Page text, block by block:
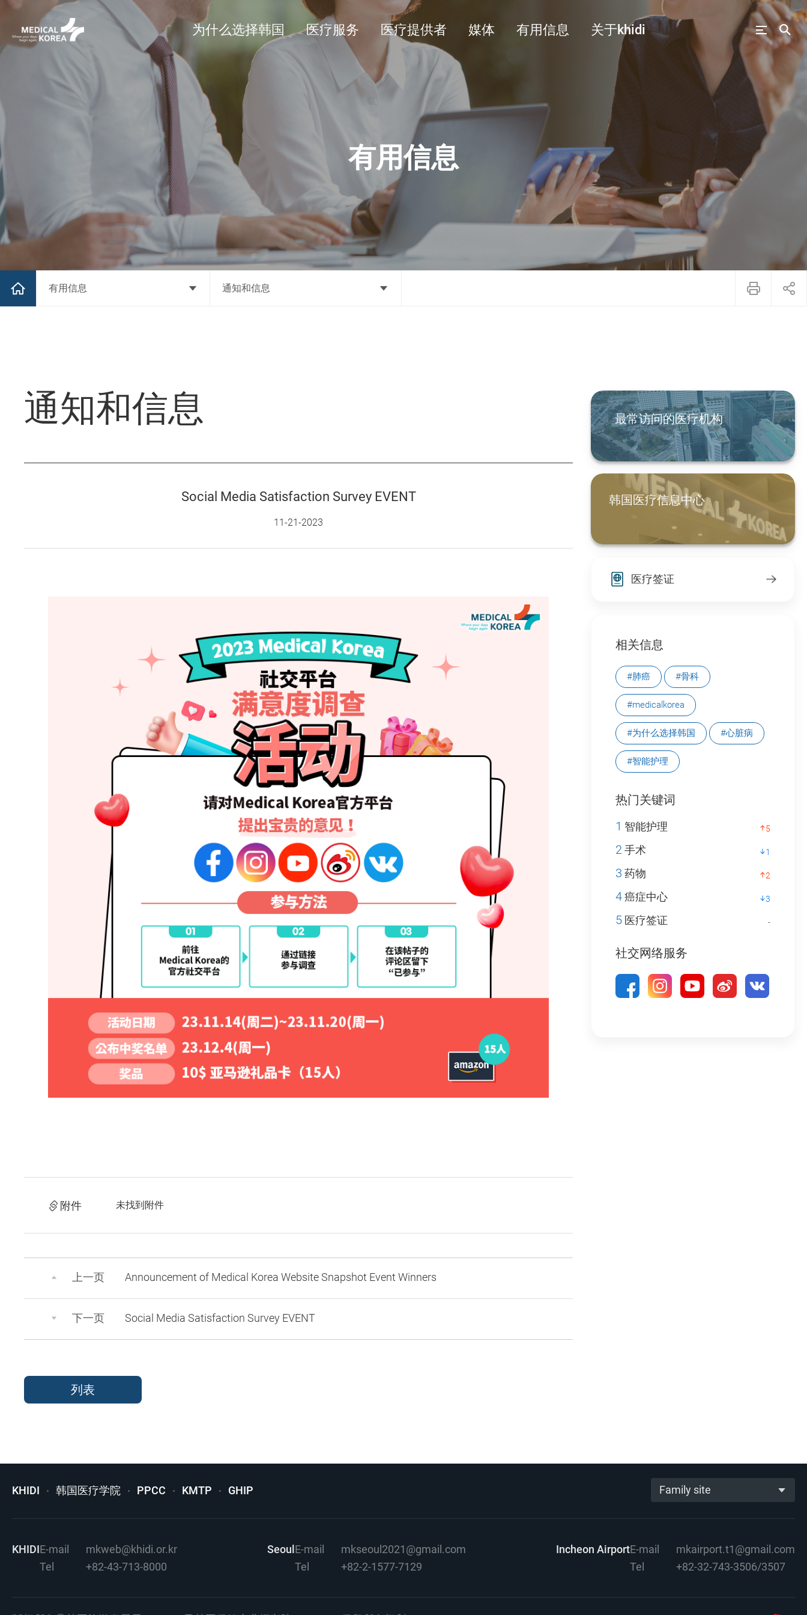
为什么选择韩国 医疗服务 医疗提供者 媒体 有用信息 关于khidi
有用信息
有用信息 通知和信息
通知和信息
Social Media Satisfaction Survey EVENT
11-21-2023
附件 未找到附件
上一页 Announcement of Medical Korea Website Snapshot Event Winners
下一页 Social Media Satisfaction Survey EVENT
列表
最常访问的医疗机构
韩国医疗信息中心
医疗签证
相关信息
#肺癌 #骨科
#medicalkorea
#为什么选择韩国 #心脏病
#智能护理
热门关键词
1 智能护理 5
2手术 1
3 药物 2
4癌症中心 3
5 医疗签证 -
社交网络服务
KHIDI 韩国医疗学院 PPCC KMTP GHIP
KHIDIE-mail
mkweb@khidi.or.kr
Tel
+82-43-713-8000
Seoul E-mail
mkseoul2021@gmail.com
Tel
+82-2-1577-7129
Incheon AirportE-mail
mkairport.t1@gmail.com
Tel
+82-32-743-3506/3507
Family site